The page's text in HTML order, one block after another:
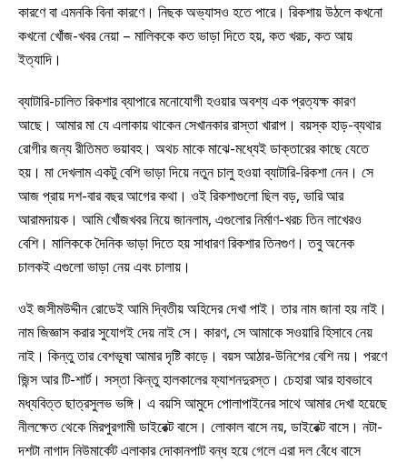
কারণে বা এমনকি বিনা কারণে। নিছক অভ্যাসও হতে পারে। রিকশায় উঠলে কখনো
কখনো খোঁজ-খবর নেয়া – মালিককে কত ভাড়া দিতে হয়, কত খরচ, কত আয়
ইত্যাদি।
ব্যাটারি-চালিত রিকশার ব্যাপারে মনোযোগী হওয়ার অবশ্য এক প্রত্যক্ষ কারণ
আছে। আমার মা যে এলাকায় থাকেন সেখানকার রাস্তা খারাপ। বয়স্ক হাড়-ব্যথার
রোগীর জন্য রীতিমত ভয়াবহ। অথচ মাকে মাঝে-মধ্যেই ডাক্তারের কাছে যেতে
হয়। মা দেখলাম একটু বেশি ভাড়া দিয়ে নতুন চালু হওয়া ব্যাটারি-রিকশা নেন। সে
আজ প্রায় দশ-বার বছর আগের কথা। ওই রিকশাগুলো ছিল বড়, ভারি আর
আরামদায়ক। আমি খোঁজখবর নিয়ে জানলাম, এগুলোর নির্মাণ-খরচ তিন লাখেরও
বেশি। মালিককে দৈনিক ভাড়া দিতে হয় সাধারণ রিকশার তিনগুণ। তবু অনেক
চালকই এগুলো ভাড়া নেয় এবং চালায়।
ওই জসীমউদ্দীন রোডেই আমি দ্বিতীয় অহিদের দেখা পাই। তার নাম জানা হয় নাই।
নাম জিজ্ঞাস করার সুযোগই দেয় নাই সে। কারণ, সে আমাকে সওয়ারি হিসাবে নেয়
নাই। কিন্তু তার বেশভূষা আমার দৃষ্টি কাড়ে। বয়স আঠার-উনিশের বেশি নয়। পরণে
জিন্স আর টি-শার্ট। সস্তা কিন্তু হালকালের ফ্যাশনদুরস্ত। চেহারা আর হাবভাবে
মধ্যবিত্ত ছাত্রসুলভ ভঙ্গি। এ বয়সি আমুদে পোলাপাইনের সাথে আমার দেখা হয়েছে
নীলক্ষেত থেকে মিরপুরগামী ডাইরেক্ট বাসে। লোকাল বাসে নয়, ডাইরেক্ট বাসে। নটা-
দশটা নাগাদ নিউমার্কেট এলাকার দোকানপাট বন্ধ হয়ে গেলে এরা দল বেঁধে বাসে